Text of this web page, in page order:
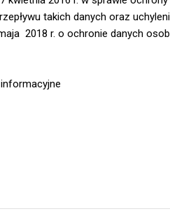
takich danych oraz
2018 r. o ochronie danych